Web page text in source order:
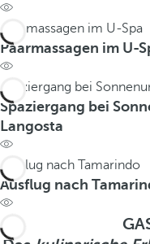
Paarmassagen im U-Spa
Paarmassagen im U-
Spaziergang bei
Spaziergang bei
Langosta
Ausflug nach Tamarindo
Ausflug nach